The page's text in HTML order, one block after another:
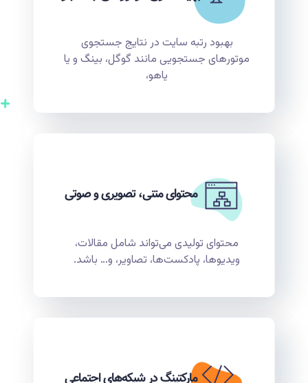
بهبود رتبه سایت در نتایج جستجوی
موتورهای جستجویی مانند گوگل، بینگ و یا
یاهو،
محتوای متنی، تصویری و صوتی
محتوای تولیدی می‌تواند شامل مقالات،
ویدیوها، پادکست‌ها، تصاویر، و… باشد.
مارکتینگ در شبکه‌های اجتماعی